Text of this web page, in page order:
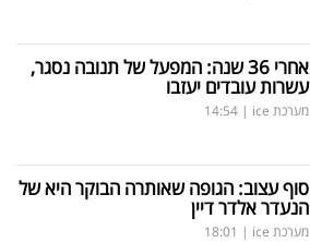
אחרי 36 שנה: המפעל של תנובה נסגר,
עשרות עובדים יעזבו
מערכת ice |
14:54
סוף עצוב: הגופה שאותרה הבוקר היא של
הנעדר אלדר דיין
מערכת ice |
18:01